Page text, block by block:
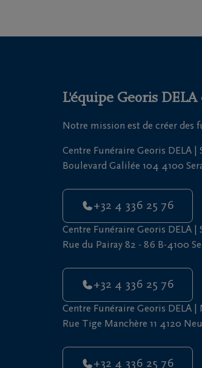
L'équipe Georis
Notre mission est de créer des
Centre Funéraire Georis DELA |
Boulevard Galilée 104 4100
+32 4 336 25 76
Centre Funéraire Georis DELA |
Rue du Pairay 82 - 86 B-4100
+32 4 336 25 76
Centre Funéraire Georis DELA |
Rue Tige Manchère 11 4120
+32 4 336 25 76